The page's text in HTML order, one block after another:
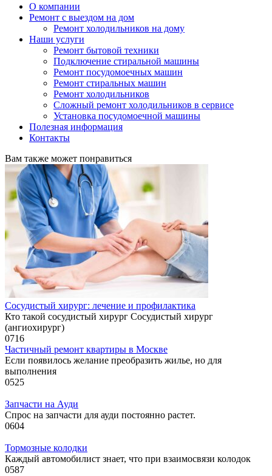
О компании
Ремонт с выездом на дом
Ремонт холодильников на дому
Наши услуги
Ремонт бытовой техники
Подключение стиральной машины
Ремонт посудомоечных машин
Ремонт стиральных машин
Ремонт холодильников
Сложный ремонт холодильников в сервисе
Установка посудомоечной машины
Полезная информация
Контакты
Вам также может понравиться
Сосудистый хирург: лечение и профилактика
Кто такой сосудистый хирург Сосудистый хирург
(ангиохирург)
0716
Частичный ремонт квартиры в Москве
Если появилось желание преобразить жилье, но для
выполнения
0525
Запчасти на Ауди
Спрос на запчасти для ауди постоянно растет.
0604
Тормозные колодки
Каждый автомобилист знает, что при взаимосвязи колодок
0587